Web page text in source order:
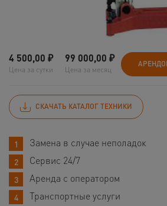
4 500,00 ₽
Цена за сутки
99 000,00 ₽
Цена за месяц
СКАЧАТЬ КАТАЛОГ ТЕХНИКИ
Замена в случае неполадок
Сервис 24/7
Аренда с оператором
Транспортные услуги